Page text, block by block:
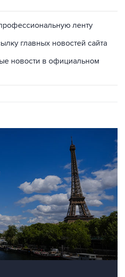
ленту
главных новостей сайта
новости в официальном